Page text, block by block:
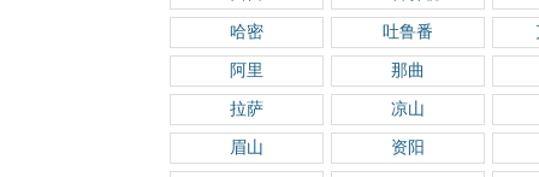
哈密 吐鲁番
阿里 那曲
拉萨 凉山
眉山 资阳